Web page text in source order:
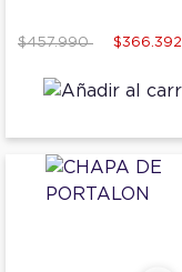
Price reduced from
$457.990to $366.392